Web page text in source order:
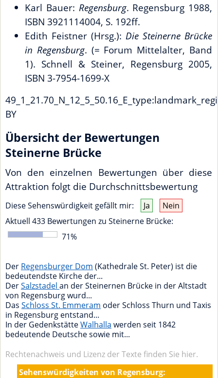
Karl Bauer: Regensburg. Regensburg 1988,
ISBN 3921114004, S. 192ff.
Edith Feistner (Hrsg.): Die Steinerne Brücke
in Regensburg. (= Forum Mittelalter, Band
1). Schnell & Steiner, Regensburg 2005,
ISBN 3-7954-1699-X
BY
Übersicht der Bewertungen
Steinerne Brücke
Von den einzelnen Bewertungen über diese
Attraktion folgt die Durchschnittsbewertung
Diese Sehenswürdigkeit gefällt mir: Ja
Nein
Aktuell 433 Bewertungen zu Steinerne Brücke:
71%
Der Regensburger Dom (Kathedrale St. Peter) ist die
bedeutendste Kirche der...
DerSalzstadel an der Steinernen Brücke in der Altstadt
von Regensburg wurd...
Das Schloss St. Emmeram oder Schloss Thurn und Taxis
in Regensburg entstand...
In der GedenkstätteWalhalla werden seit 1842
bedeutende Deutsche sowie mit...
Rechtenachweis und Lizenz der Texte finden Sie hier.
Sehenswürdigkeiten von Regensburg: